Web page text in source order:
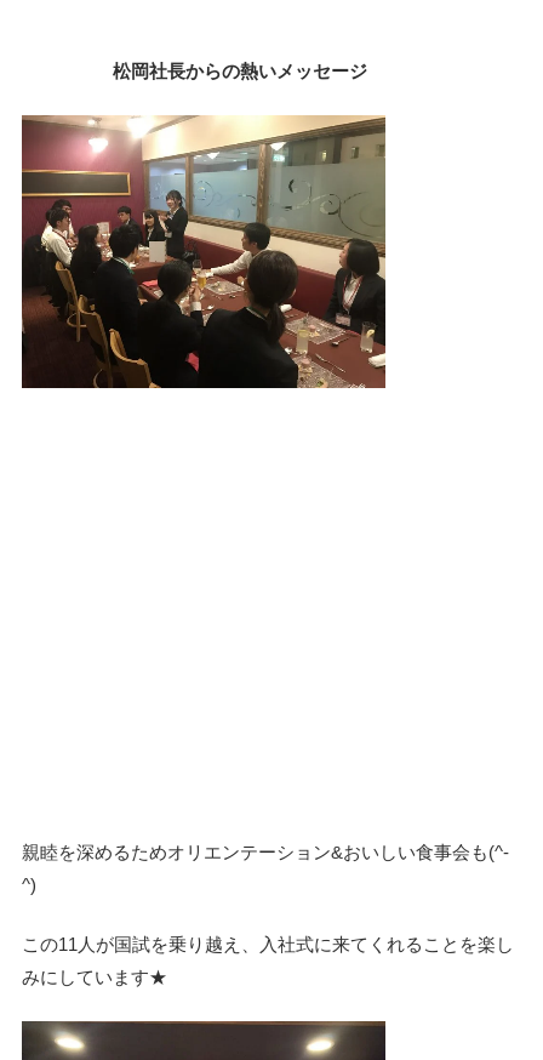
松岡社長からの熱いメッセージ
親睦を深めるためオリエンテーション&おいしい食事会も(^-
^)
この11人が国試を乗り越え、入社式に来てくれることを楽し
みにしています★